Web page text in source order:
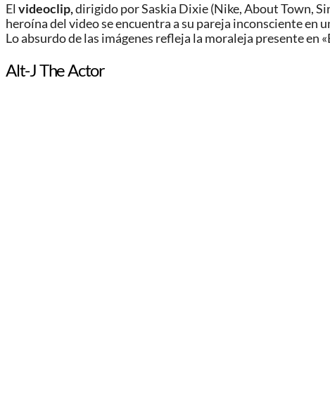
El videoclip,dirigido por Saskia Dixie (Nike, About Town,
heroína del video se encuentra a su pareja inconsciente
Lo absurdo de las imágenes refleja la moraleja presente en
Alt-J The Actor